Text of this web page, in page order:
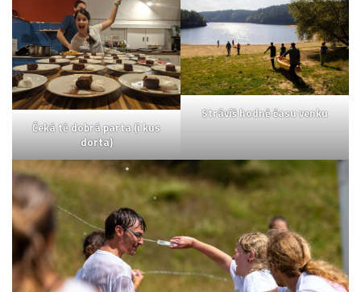
Čeká tě dobrá parta(i kus
dorta)
Strávíš hodně času venku